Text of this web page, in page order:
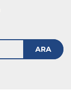
ARA